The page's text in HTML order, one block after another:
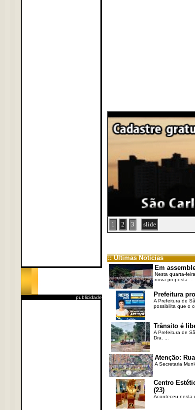
publicidade
1 2 3 slide
:: Últimas Notícias
Em
Nesta quarta-
nova proposta ...
Prefeitura
A Prefeitura de
possibilita que o
Trânsito é
A Prefeitura de
Dra. ...
Atenção:
A Secretaria
Centro
(23)
Aconteceu nesta